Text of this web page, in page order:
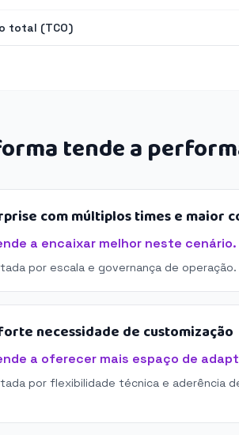
total (TCO)
tende a
com múltiplos times e maior
a encaixar melhor neste cenário.
por escala e governança de operação.
necessidade de customização
a oferecer mais espaço de
por flexibilidade técnica e aderência